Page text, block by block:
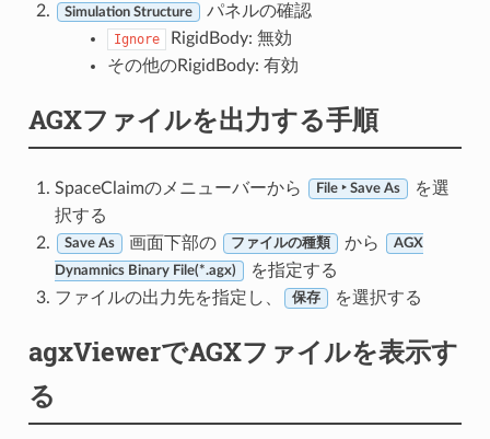
Simulation Structure パネルの確認
Ignore
RigidBody: 無効
その他のRigidBody: 有効
AGXファイルを出力する手順
SpaceClaimのメニューバーから File ‣ Save As
を選
択する
Save As 画面下部の ファイルの種類 から AGX
Dynamnics Binary File(*.agx)
を指定する
ファイルの出力先を指定し、
保存 を選択する
agxViewerでAGXファイルを表示す
る